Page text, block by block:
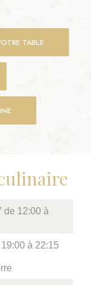
TABLE
de 12:00 à
à 22:15